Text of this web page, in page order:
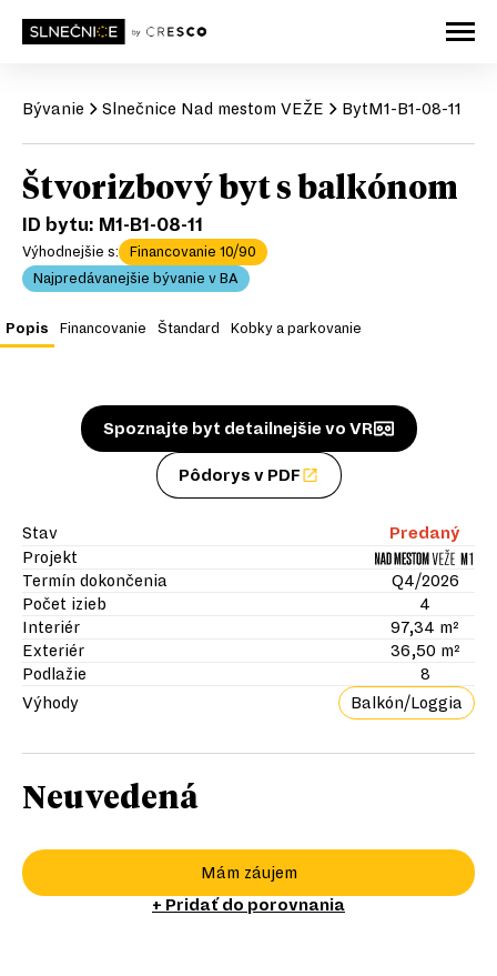
Bývanie Slnečnice Nad mestom VEŽE BytM1-B1-08-11
Štvorizbový byt s balkónom
ID bytu: M1-B1-08-11
Výhodnejšie s:
Financovanie 10/90
Najpredávanejšie bývanie v BA
Popis Financovanie Štandard Kobky a parkovanie
Spoznajte byt detailnejšie vo VR
Pôdorys v PDF
Stav
Predaný
Projekt
Termín dokončenia
Q4/2026
Počet izieb
4
Interiér
97,34 m²
Exteriér
36,50 m²
Podlažie
8
Výhody
Balkón/Loggia
Neuvedená
Mám záujem
+ Pridať do porovnania